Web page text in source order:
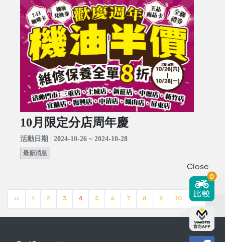
10月限定分店周年慶
活動日期 | 2024-10-26 ~ 2024-10-28
最新消息
<< 1 2 3 4 5 6 7 8 9 10 >>
Close
0